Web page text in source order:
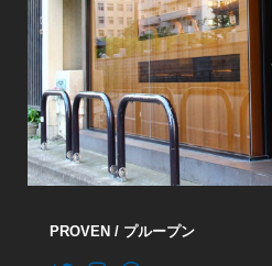
PROVEN / プループン